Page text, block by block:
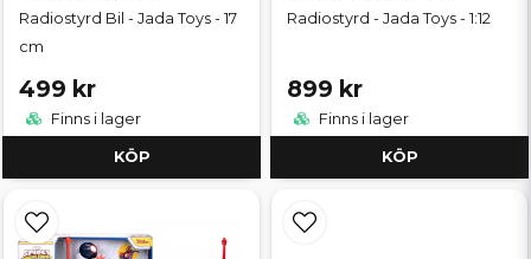
Radiostyrd Bil - Jada Toys - 17
cm
499 kr
Finns i lager
KÖP
Radiostyrd - Jada Toys - 1:12
899 kr
Finns i lager
KÖP